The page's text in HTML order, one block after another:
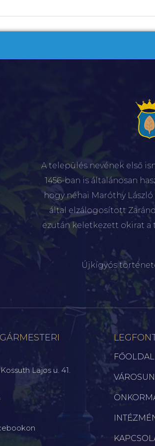
A település nevének első
1456-ban is általánosan
hogy néhai Maróthy
által elzálogosított
ezután keletkezett okirat
Újkígyós
Lajos u. 41.
FŐOLDAL